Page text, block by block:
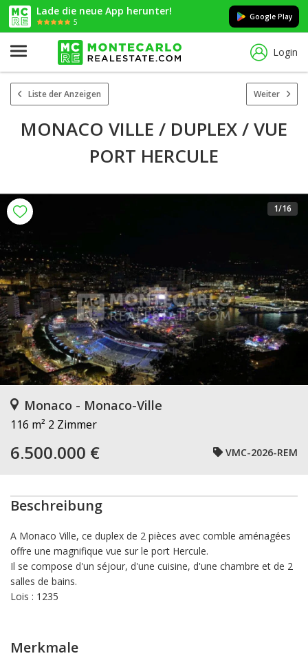
Lade die neue App herunter!
5
Google Play
Login
Liste der Anzeigen Weiter
MONACO VILLE / DUPLEX / VUE
PORT HERCULE
1/16
Monaco - Monaco-Ville
116 m² 2 Zimmer
6.500.000 € VMC-2026-REM
Beschreibung
A Monaco Ville, ce duplex de 2 pièces avec comble aménagées
offre une magnifique vue sur le port Hercule.
Il se compose d'un séjour, d'une cuisine, d'une chambre et de 2
salles de bains.
Lois : 1235
Merkmale